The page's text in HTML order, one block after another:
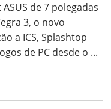
de 7 polegadas
3, o novo
a ICS, Splashtop
de PC desde o ...